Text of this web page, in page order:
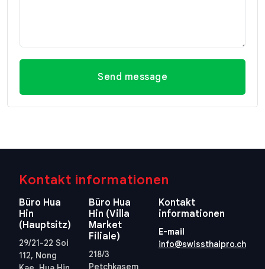
Send message
Kontakt informationen
Büro Hua
Hin
(Hauptsitz)
29/21-22 Soi
112, Nong
Büro Hua
Hin (Villa
Market
Filiale)
218/3
Petchkasem
Kontakt
informationen
E-mail
info@swissthaipro.ch